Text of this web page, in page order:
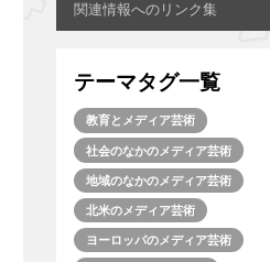
関連情報へのリンク集
テーマタグ一覧
教育とメディア芸術
社会のなかのメディア芸術
地域のなかのメディア芸術
北米のメディア芸術
ヨーロッパのメディア芸術